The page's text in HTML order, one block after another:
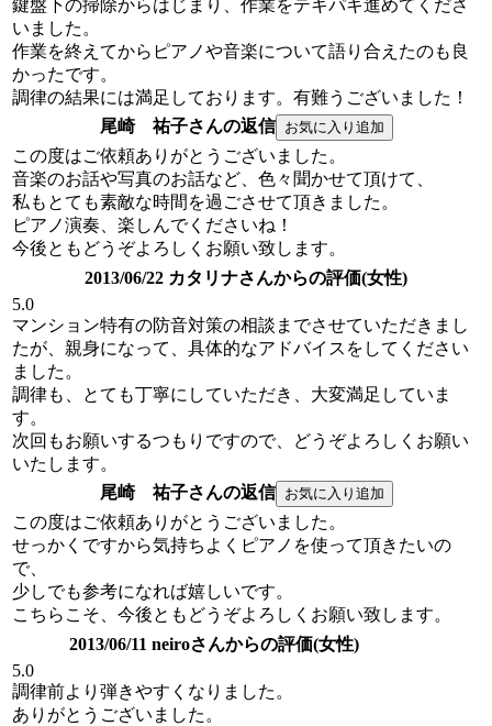
鍵盤下の掃除からはじまり、作業をテキパキ進めてくださ
いました。
作業を終えてからピアノや音楽について語り合えたのも良
かったです。
調律の結果には満足しております。有難うございました！
尾崎 祐子さんの返信
この度はご依頼ありがとうございました。
音楽のお話や写真のお話など、色々聞かせて頂けて、
私もとても素敵な時間を過ごさせて頂きました。
ピアノ演奏、楽しんでくださいね！
今後ともどうぞよろしくお願い致します。
2013/06/22 カタリナさんからの評価(女性)
5.0
マンション特有の防音対策の相談までさせていただきまし
たが、親身になって、具体的なアドバイスをしてください
ました。
調律も、とても丁寧にしていただき、大変満足していま
す。
次回もお願いするつもりですので、どうぞよろしくお願い
いたします。
尾崎 祐子さんの返信
この度はご依頼ありがとうございました。
せっかくですから気持ちよくピアノを使って頂きたいの
で、
少しでも参考になれば嬉しいです。
こちらこそ、今後ともどうぞよろしくお願い致します。
2013/06/11 neiroさんからの評価(女性)
5.0
調律前より弾きやすくなりました。
ありがとうございました。